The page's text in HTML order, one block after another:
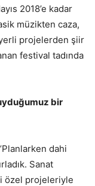
2018’e kadar
müzikten caza,
projelerden şiir
festival tadında
bir
dahi
Sanat
özel projeleriyle